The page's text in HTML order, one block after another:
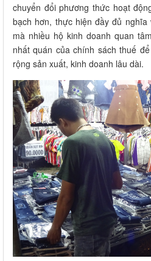
chuyển đổi phương thức hoạt
bạch hơn, thực hiện đầy đủ
mà nhiều hộ kinh doanh quan
nhất quán của chính sách thuế
rộng sản xuất, kinh doanh lâu dài.